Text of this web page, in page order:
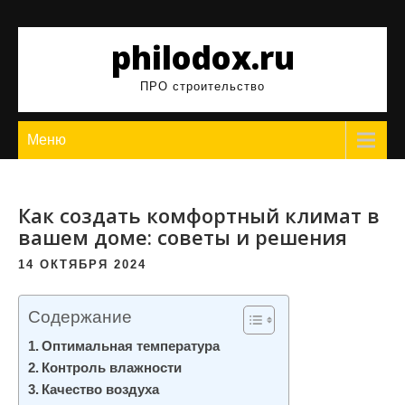
philodox.ru
ПРО строительство
Меню
Как создать комфортный климат в
вашем доме: советы и решения
14 ОКТЯБРЯ 2024
Содержание
Оптимальная температура
Контроль влажности
Качество воздуха